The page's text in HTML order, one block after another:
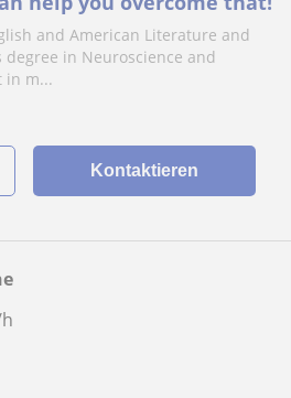
and American Literature and
degree in Neuroscience and
in m...
Kontaktieren